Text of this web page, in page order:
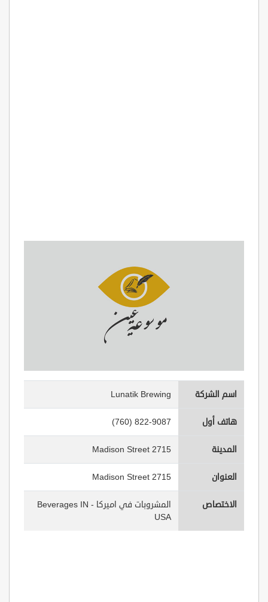
اسم الشركة Lunatik Brewing
هاتف أول (760) 822-9087
المدينة 2715 Madison Street
العنوان 2715 Madison Street
الاختصاص
المشروبات في اميركا - Beverages IN
USA